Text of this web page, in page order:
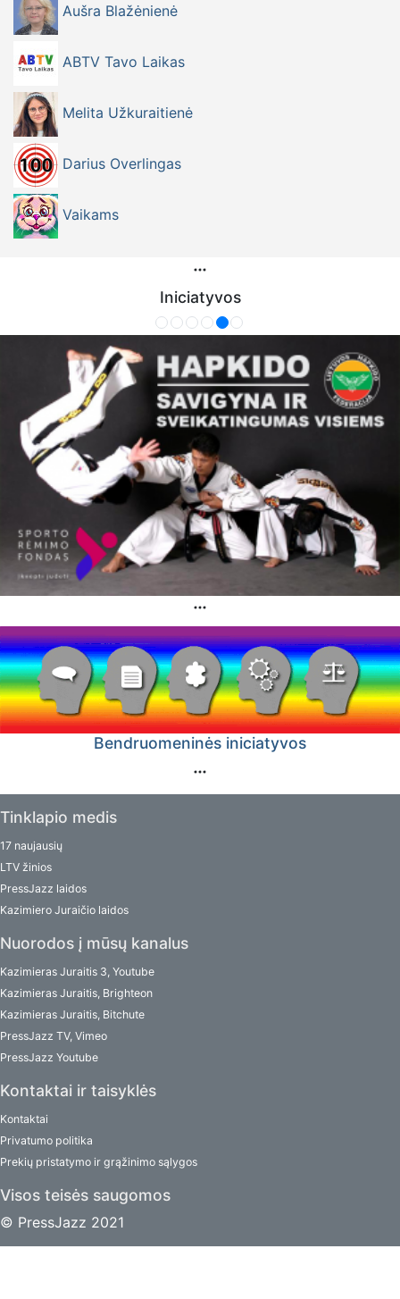
Aušra Blažėnienė
ABTV Tavo Laikas
Melita Užkuraitienė
Darius Overlingas
Vaikams
Iniciatyvos
Bendruomeninės iniciatyvos
Tinklapio medis
17 naujausių
LTV žinios
PressJazz laidos
Kazimiero Juraičio laidos
Nuorodos į mūsų kanalus
Kazimieras Juraitis 3, Youtube
Kazimieras Juraitis, Brighteon
Kazimieras Juraitis, Bitchute
PressJazz TV, Vimeo
PressJazz Youtube
Kontaktai ir taisyklės
Kontaktai
Privatumo politika
Prekių pristatymo ir grąžinimo sąlygos
Visos teisės saugomos
© PressJazz 2021